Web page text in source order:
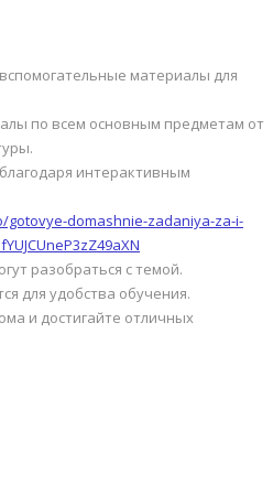
материалы для
по всем основным предметам от
интерактивным
domashnie-zadaniya-za-i-
разобраться с темой.
для удобства обучения.
и достигайте отличных